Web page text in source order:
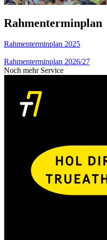
Rahmenterminplan
Rahmenterminplan 2025
Rahmenterminplan 2026/27
Noch mehr Service